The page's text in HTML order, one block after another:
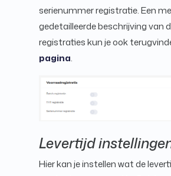
serienummer registratie. Een
gedetailleerde beschrijving van
registraties kun je ook
pagina.
Levertijd
Hier kan je instellen wat de